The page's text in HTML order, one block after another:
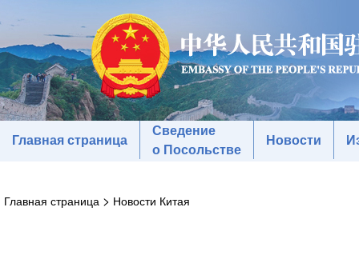
Главная страница
Сведение
о Посольстве
Новости
Главная страница > Новости Китая